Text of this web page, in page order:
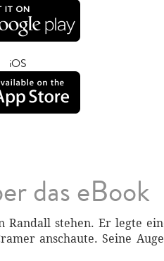
iOS
das eBook
Randall stehen. Er legte
anschaute. Seine